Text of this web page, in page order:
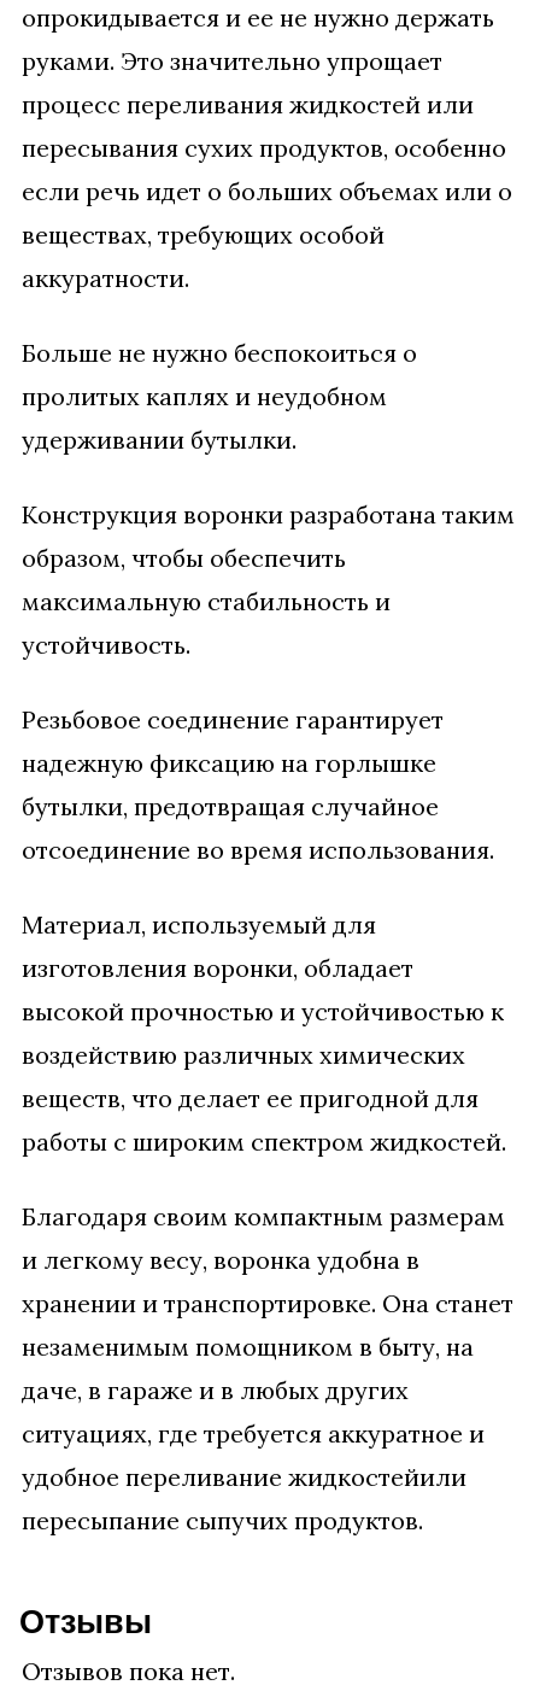
опрокидывается и ее не нужно держать
руками. Это значительно упрощает
процесс переливания жидкостей или
пересывания сухих продуктов, особенно
если речь идет о больших объемах или о
веществах, требующих особой
аккуратности.
Больше не нужно беспокоиться о
пролитых каплях и неудобном
удерживании бутылки.
Конструкция воронки разработана таким
образом, чтобы обеспечить
максимальную стабильность и
устойчивость.
Резьбовое соединение гарантирует
надежную фиксацию на горлышке
бутылки, предотвращая случайное
отсоединение во время использования.
Материал, используемый для
изготовления воронки, обладает
высокой прочностью и устойчивостью к
воздействию различных химических
веществ, что делает ее пригодной для
работы с широким спектром жидкостей.
Благодаря своим компактным размерам
и легкому весу, воронка удобна в
хранении и транспортировке. Она станет
незаменимым помощником в быту, на
даче, в гараже и в любых других
ситуациях, где требуется аккуратное и
удобное переливание жидкостейили
пересыпание сыпучих продуктов.
Отзывы
Отзывов пока нет.